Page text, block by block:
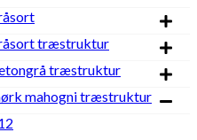
træstruktur
træstruktur
mahogni træstruktur